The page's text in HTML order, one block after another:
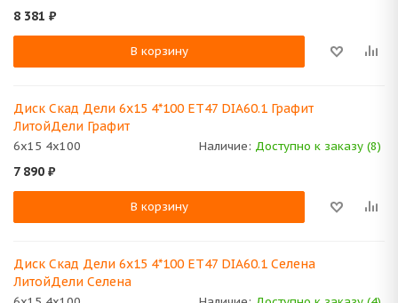
8 381 ₽
В корзину
Диск Скад Дели 6x15 4*100 ET47 DIA60.1 Графит
ЛитойДели Графит
6x15 4x100 Наличие: Доступно к заказу (8)
7 890 ₽
В корзину
Диск Скад Дели 6x15 4*100 ET47 DIA60.1 Селена
ЛитойДели Селена